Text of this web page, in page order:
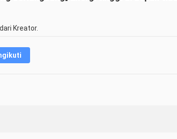
Kreator.